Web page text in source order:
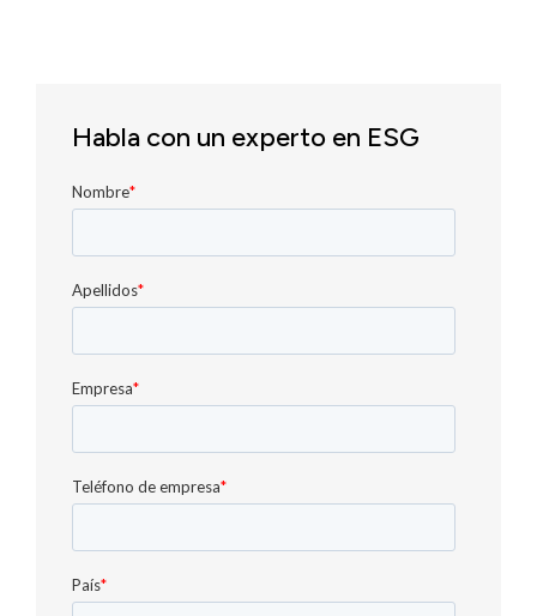
Habla con un experto en ESG